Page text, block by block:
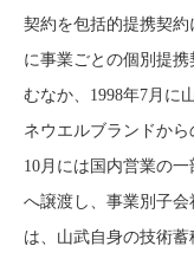
契約を包括的提携契約
に事業ごとの個別提
むなか、1998年7月に
ネウエルブランドか
10月には国内営業の
へ譲渡し、事業別子
は、山武自身の技術